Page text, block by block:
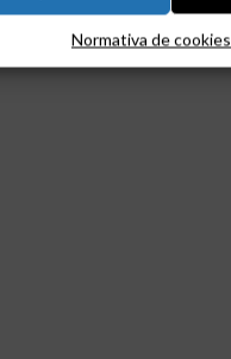
Normativa de cookies